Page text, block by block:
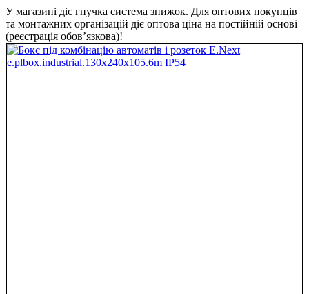
У магазині діє гнучка система знижок. Для оптових покупців
та монтажних організацій діє оптова ціна на постійній основі
(реєстрація обов’язкова)!